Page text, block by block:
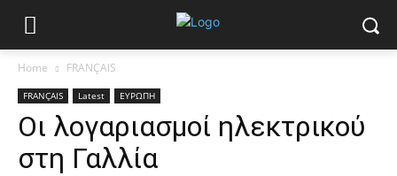
Home FRANÇAIS
FRANÇAIS Latest ΕΥΡΩΠΗ
Οι λογαριασμοί ηλεκτρικού
στη Γαλλία